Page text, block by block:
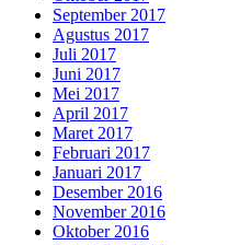
September 2017
Agustus 2017
Juli 2017
Juni 2017
Mei 2017
April 2017
Maret 2017
Februari 2017
Januari 2017
Desember 2016
November 2016
Oktober 2016